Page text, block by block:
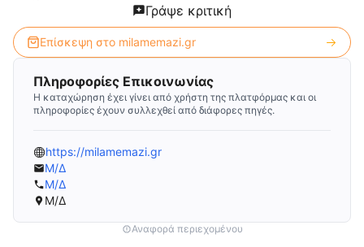
Γράψε κριτική
Επίσκεψη στο milamemazi.gr
Πληροφορίες Επικοινωνίας
Η καταχώρηση έχει γίνει από χρήστη της πλατφόρμας και οι
πληροφορίες έχουν συλλεχθεί από διάφορες πηγές.
https://milamemazi.gr
Μ/Δ
Μ/Δ
Μ/Δ
Αναφορά περιεχομένου